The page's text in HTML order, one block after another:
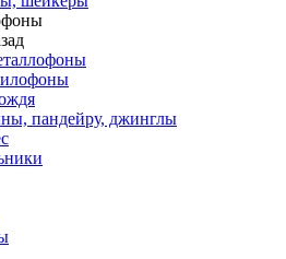
пандейру, джинглы